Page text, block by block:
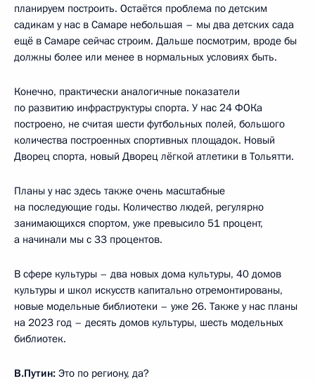
планируем построить. Остаётся проблема по детским
садикам у нас в Самаре небольшая – мы два детских сада
ещё в Самаре сейчас строим. Дальше посмотрим, вроде бы
должны более или менее в нормальных условиях быть.
Конечно, практически аналогичные показатели
по развитию инфраструктуры спорта. У нас 24 ФОКа
построено, не считая шести футбольных полей, большого
количества построенных спортивных площадок. Новый
Дворец спорта, новый Дворец лёгкой атлетики в Тольятти.
Планы у нас здесь также очень масштабные
на последующие годы. Количество людей, регулярно
занимающихся спортом, уже превысило 51 процент,
а начинали мы с 33 процентов.
В сфере культуры – два новых дома культуры, 40 домов
культуры и школ искусств капитально отремонтированы,
новые модельные библиотеки – уже 26. Также у нас планы
на 2023 год – десять домов культуры, шесть модельных
библиотек.
В.Путин: Это по региону, да?